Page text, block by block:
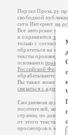
Портал Проза.ру
свободной
сети Интернет на
Все авторские
и охраняются
только с согласия
обратиться на его
тексты
основанииправил
Российской
обрабатываются на
Вы также можете
связаться с
Ежедневная
посетителей,
страниц по данным
от этого текста. В
просмотров и